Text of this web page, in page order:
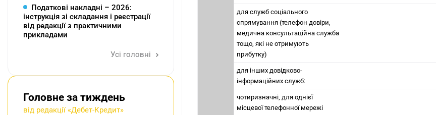
для служб соціального
спрямування (телефон довіри,
медична консультаційна служба
тощо, які не отримують
прибутку)
для інших довідково-
інформаційних служб:
чотиризначні, для однієї
місцевої телефонної мережі
Податкові накладні – 2026:
інструкція зі складання і реєстрації
від редакції з практичними
прикладами
Усі головні
Головне за тиждень
від редакції «Дебет-Кредит»